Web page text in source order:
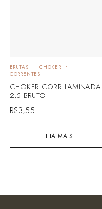
LEIA MAIS
BRUTAS
CHOKER
CORRENTES
CHOKER CORR LAMINADA
2,5 BRUTO
R$3,55